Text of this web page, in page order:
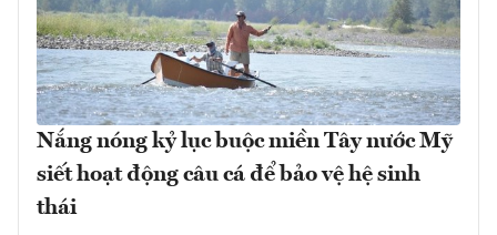
Nắng nóng kỷ lục buộc miền Tây nước Mỹ
siết hoạt động câu cá để bảo vệ hệ sinh
thái